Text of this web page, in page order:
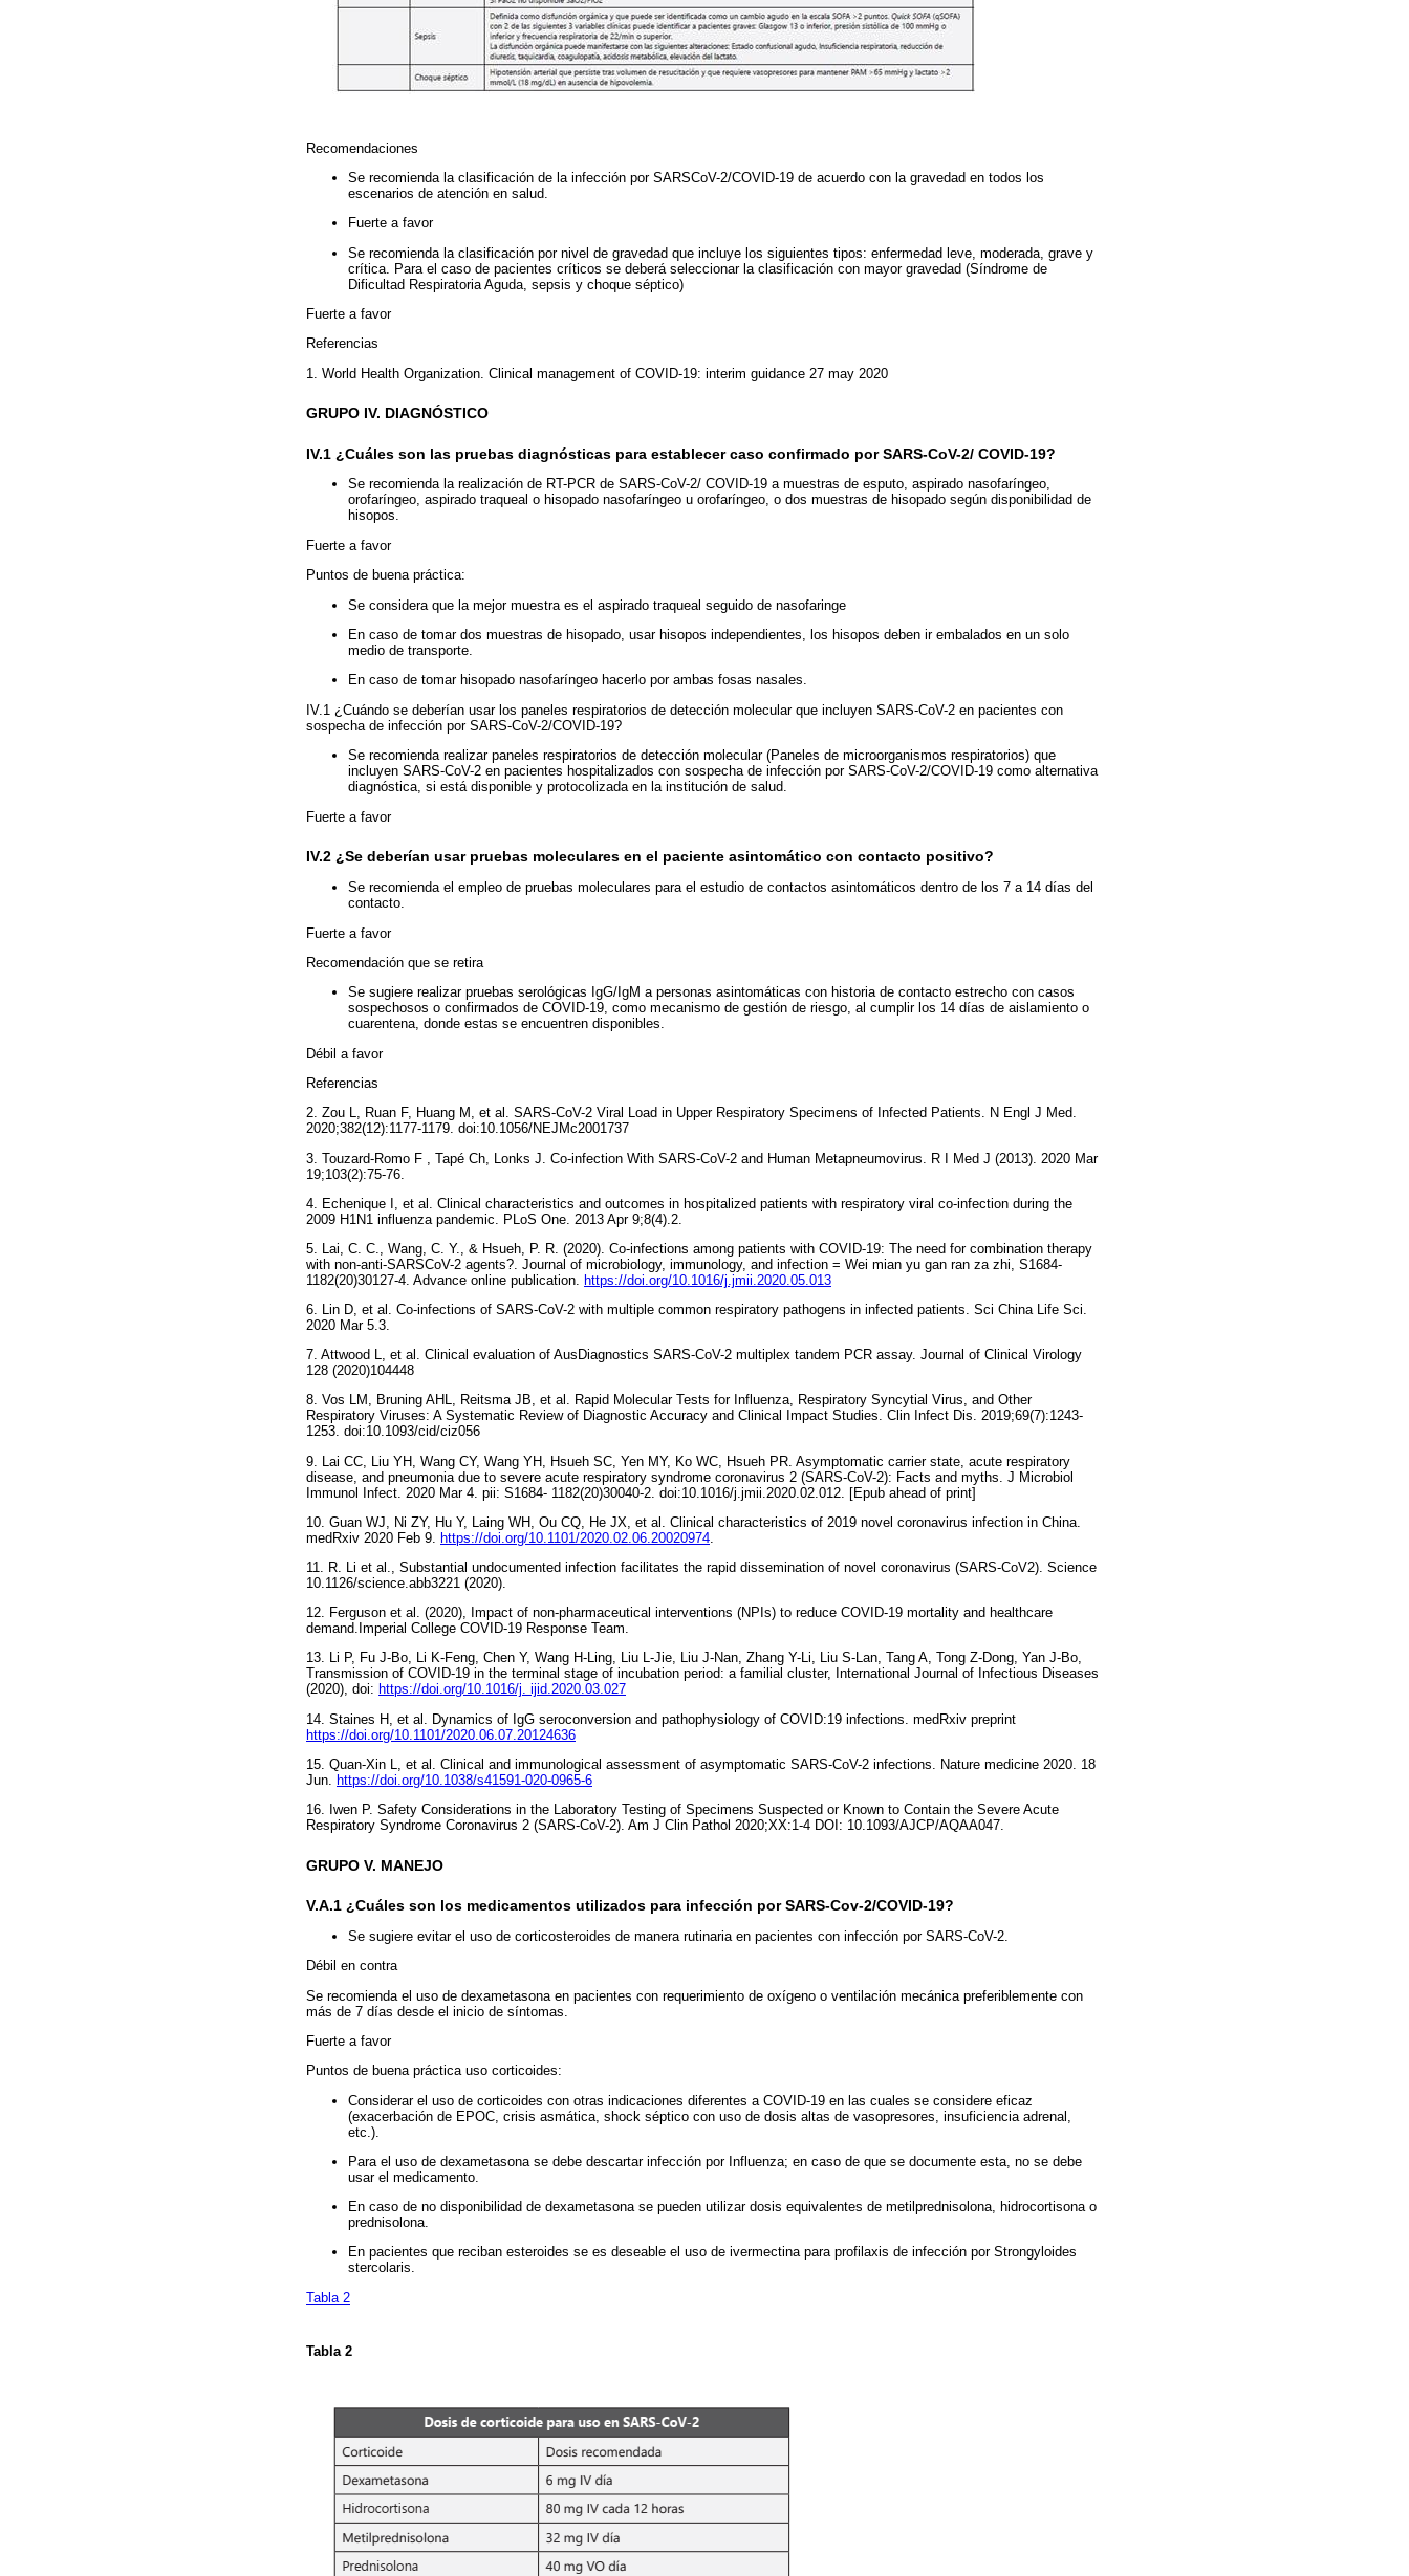
Recomendaciones
Se recomienda la clasificación de la infección por SARSCoV-2/COVID-19 de acuerdo con la gravedad en todos los
escenarios de atención en salud.
Fuerte a favor
Se recomienda la clasificación por nivel de gravedad que incluye los siguientes tipos: enfermedad leve, moderada, grave y
crítica. Para el caso de pacientes críticos se deberá seleccionar la clasificación con mayor gravedad (Síndrome de
Dificultad Respiratoria Aguda, sepsis y choque séptico)
Fuerte a favor
Referencias
1. World Health Organization. Clinical management of COVID-19: interim guidance 27 may 2020
GRUPO IV. DIAGNÓSTICO
IV.1 ¿Cuáles son las pruebas diagnósticas para establecer caso confirmado por SARS-CoV-2/ COVID-19?
Se recomienda la realización de RT-PCR de SARS-CoV-2/ COVID-19 a muestras de esputo, aspirado nasofaríngeo,
orofaríngeo, aspirado traqueal o hisopado nasofaríngeo u orofaríngeo, o dos muestras de hisopado según disponibilidad de
hisopos.
Fuerte a favor
Puntos de buena práctica:
Se considera que la mejor muestra es el aspirado traqueal seguido de nasofaringe
En caso de tomar dos muestras de hisopado, usar hisopos independientes, los hisopos deben ir embalados en un solo
medio de transporte.
En caso de tomar hisopado nasofaríngeo hacerlo por ambas fosas nasales.
IV.1 ¿Cuándo se deberían usar los paneles respiratorios de detección molecular que incluyen SARS-CoV-2 en pacientes con
sospecha de infección por SARS-CoV-2/COVID-19?
Se recomienda realizar paneles respiratorios de detección molecular (Paneles de microorganismos respiratorios) que
incluyen SARS-CoV-2 en pacientes hospitalizados con sospecha de infección por SARS-CoV-2/COVID-19 como alternativa
diagnóstica, si está disponible y protocolizada en la institución de salud.
Fuerte a favor
IV.2 ¿Se deberían usar pruebas moleculares en el paciente asintomático con contacto positivo?
Se recomienda el empleo de pruebas moleculares para el estudio de contactos asintomáticos dentro de los 7 a 14 días del
contacto.
Fuerte a favor
Recomendación que se retira
Se sugiere realizar pruebas serológicas IgG/IgM a personas asintomáticas con historia de contacto estrecho con casos
sospechosos o confirmados de COVID-19, como mecanismo de gestión de riesgo, al cumplir los 14 días de aislamiento o
cuarentena, donde estas se encuentren disponibles.
Débil a favor
Referencias
2. Zou L, Ruan F, Huang M, et al. SARS-CoV-2 Viral Load in Upper Respiratory Specimens of Infected Patients. N Engl J Med.
2020;382(12):1177-1179. doi:10.1056/NEJMc2001737
3. Touzard-Romo F , Tapé Ch, Lonks J. Co-infection With SARS-CoV-2 and Human Metapneumovirus. R I Med J (2013). 2020 Mar
19;103(2):75-76.
4. Echenique I, et al. Clinical characteristics and outcomes in hospitalized patients with respiratory viral co-infection during the
2009 H1N1 influenza pandemic. PLoS One. 2013 Apr 9;8(4).2.
5. Lai, C. C., Wang, C. Y., & Hsueh, P. R. (2020). Co-infections among patients with COVID-19: The need for combination therapy
with non-anti-SARSCoV-2 agents?. Journal of microbiology, immunology, and infection = Wei mian yu gan ran za zhi, S1684-
1182(20)30127-4. Advance online publication.
https://doi.org/10.1016/j.jmii.2020.05.013
6. Lin D, et al. Co-infections of SARS-CoV-2 with multiple common respiratory pathogens in infected patients. Sci China Life Sci.
2020 Mar 5.3.
7. Attwood L, et al. Clinical evaluation of AusDiagnostics SARS-CoV-2 multiplex tandem PCR assay. Journal of Clinical Virology
128 (2020)104448
8. Vos LM, Bruning AHL, Reitsma JB, et al. Rapid Molecular Tests for Influenza, Respiratory Syncytial Virus, and Other
Respiratory Viruses: A Systematic Review of Diagnostic Accuracy and Clinical Impact Studies. Clin Infect Dis. 2019;69(7):1243-
1253. doi:10.1093/cid/ciz056
9. Lai CC, Liu YH, Wang CY, Wang YH, Hsueh SC, Yen MY, Ko WC, Hsueh PR. Asymptomatic carrier state, acute respiratory
disease, and pneumonia due to severe acute respiratory syndrome coronavirus 2 (SARS-CoV-2): Facts and myths. J Microbiol
Immunol Infect. 2020 Mar 4. pii: S1684- 1182(20)30040-2. doi:10.1016/j.jmii.2020.02.012. [Epub ahead of print]
10. Guan WJ, Ni ZY, Hu Y, Laing WH, Ou CQ, He JX, et al. Clinical characteristics of 2019 novel coronavirus infection in China.
medRxiv 2020 Feb 9.
https://doi.org/10.1101/2020.02.06.20020974
11. R. Li et al., Substantial undocumented infection facilitates the rapid dissemination of novel coronavirus (SARS-CoV2). Science
10.1126/science.abb3221 (2020).
12. Ferguson et al. (2020), Impact of non-pharmaceutical interventions (NPIs) to reduce COVID-19 mortality and healthcare
demand.Imperial College COVID-19 Response Team.
13. Li P, Fu J-Bo, Li K-Feng, Chen Y, Wang H-Ling, Liu L-Jie, Liu J-Nan, Zhang Y-Li, Liu S-Lan, Tang A, Tong Z-Dong, Yan J-Bo,
Transmission of COVID-19 in the terminal stage of incubation period: a familial cluster, International Journal of Infectious Diseases
(2020), doi: https://doi.org/10.1016/j. ijid.2020.03.027
14. Staines H, et al. Dynamics of IgG seroconversion and pathophysiology of COVID:19 infections. medRxiv preprint
https://doi.org/10.1101/2020.06.07.20124636
15. Quan-Xin L, et al. Clinical and immunological assessment of asymptomatic SARS-CoV-2 infections. Nature medicine 2020. 18
Jun.
https://doi.org/10.1038/s41591-020-0965-6
16. Iwen P. Safety Considerations in the Laboratory Testing of Specimens Suspected or Known to Contain the Severe Acute
Respiratory Syndrome Coronavirus 2 (SARS-CoV-2). Am J Clin Pathol 2020;XX:1-4 DOI: 10.1093/AJCP/AQAA047.
GRUPO V. MANEJO
V.A.1 ¿Cuáles son los medicamentos utilizados para infección por SARS-Cov-2/COVID-19?
Se sugiere evitar el uso de corticosteroides de manera rutinaria en pacientes con infección por SARS-CoV-2.
Débil en contra
Se recomienda el uso de dexametasona en pacientes con requerimiento de oxígeno o ventilación mecánica preferiblemente con
más de 7 días desde el inicio de síntomas.
Fuerte a favor
Puntos de buena práctica uso corticoides:
Considerar el uso de corticoides con otras indicaciones diferentes a COVID-19 en las cuales se considere eficaz
(exacerbación de EPOC, crisis asmática, shock séptico con uso de dosis altas de vasopresores, insuficiencia adrenal,
etc.).
Para el uso de dexametasona se debe descartar infección por Influenza; en caso de que se documente esta, no se debe
usar el medicamento.
En caso de no disponibilidad de dexametasona se pueden utilizar dosis equivalentes de metilprednisolona, hidrocortisona o
prednisolona.
En pacientes que reciban esteroides se es deseable el uso de ivermectina para profilaxis de infección por Strongyloides
stercolaris.
Tabla 2
Tabla 2